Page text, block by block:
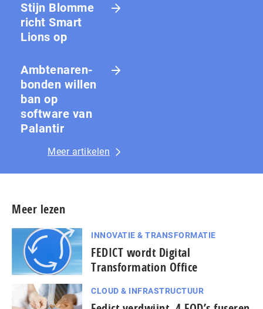
Stijn Blomme
richt Smart
Lions op
Amb­te­na­ren­
bon­den willen
ban op
software van
Palantir
Meer artikelen
Meer lezen
INNOVATIE & TRANSFORMATIE
FEDICT wordt Digital
Transformation Office
CLOUD & INFRASTRUCTUUR